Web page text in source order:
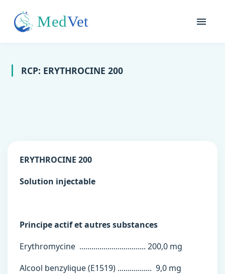
RCP: ERYTHROCINE 200
ERYTHROCINE 200
Solution injectable
Principe actif et autres substances
Erythromycine ................................. 200,0 mg
Alcool benzylique (E1519) ................. 9,0 mg